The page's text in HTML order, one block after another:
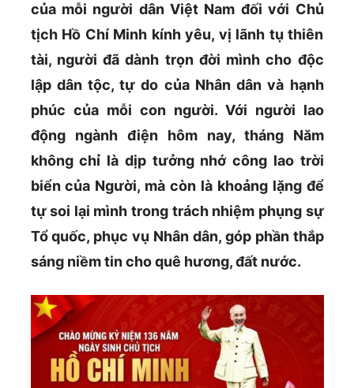
của mỗi người dân Việt Nam đối với Chủ
tịch Hồ Chí Minh kính yêu, vị lãnh tụ thiên
tài, người đã dành trọn đời mình cho độc
lập dân tộc, tự do của Nhân dân và hạnh
phúc của mỗi con người. Với người lao
động ngành điện hôm nay, tháng Năm
không chỉ là dịp tưởng nhớ công lao trời
biển của Người, mà còn là khoảng lặng để
tự soi lại mình trong trách nhiệm phụng sự
Tổ quốc, phục vụ Nhân dân, góp phần thắp
sáng niềm tin cho quê hương, đất nước.